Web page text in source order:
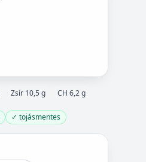
Zsír 10,5 g CH 6,2 g
✓ tojásmentes